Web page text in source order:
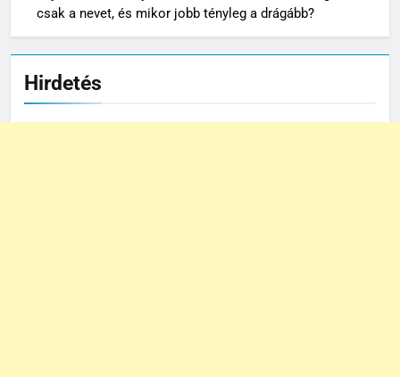
csak a nevet, és mikor jobb tényleg a drágább?
Hirdetés